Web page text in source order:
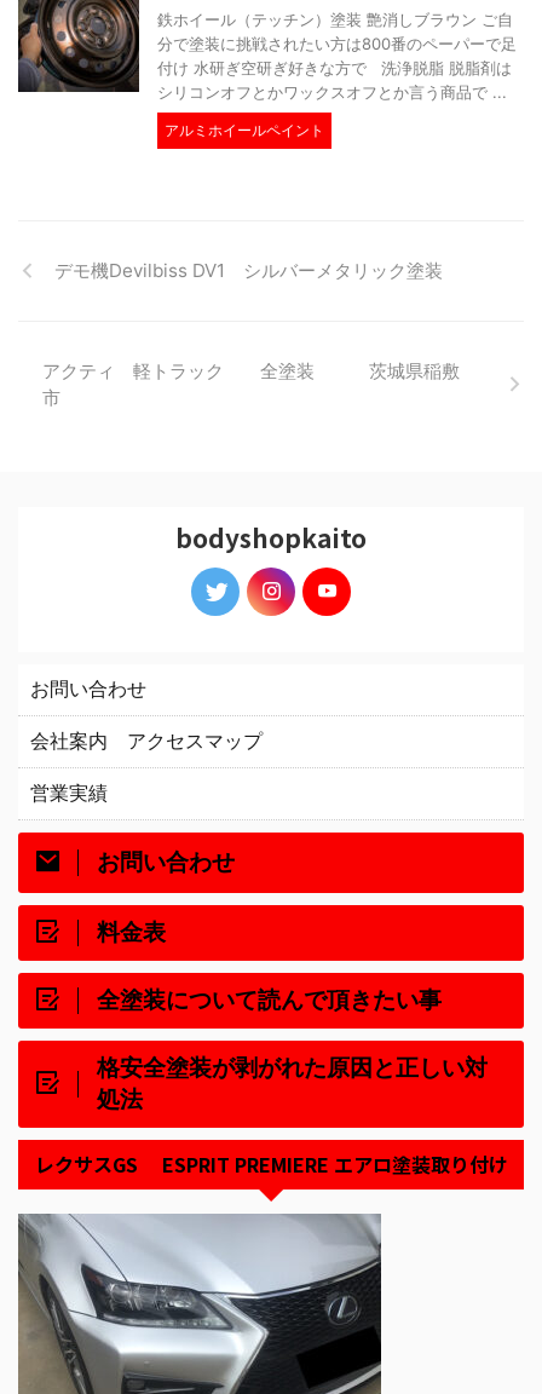
鉄ホイール（テッチン）塗装 艶消しブラウン ご自
分で塗装に挑戦されたい方は800番のペーパーで足
付け 水研ぎ空研ぎ好きな方で 洗浄脱脂 脱脂剤は
シリコンオフとかワックスオフとか言う商品で ...
アルミホイールペイント
デモ機Devilbiss DV1 シルバーメタリック塗装
アクティ 軽トラック 全塗装 茨城県稲敷
市
bodyshopkaito
お問い合わせ
会社案内 アクセスマップ
営業実績
お問い合わせ
料金表
全塗装について読んで頂きたい事
格安全塗装が剥がれた原因と正しい対
処法
レクサスGS ESPRIT PREMIERE エアロ塗装取り付け